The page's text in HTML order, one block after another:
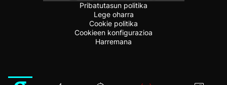
Pribatutasun politika
Lege oharra
Cookie politika
Cookieen konfigurazioa
Harremana